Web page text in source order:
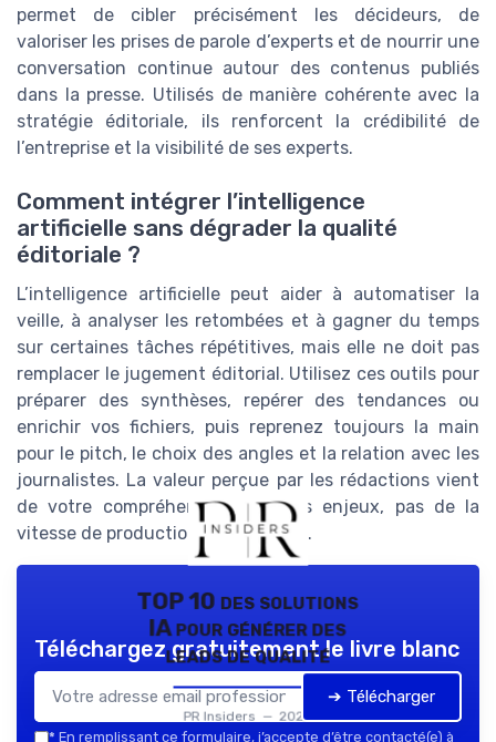
permet de cibler précisément les décideurs, de
valoriser les prises de parole d’experts et de nourrir une
conversation continue autour des contenus publiés
dans la presse. Utilisés de manière cohérente avec la
stratégie éditoriale, ils renforcent la crédibilité de
l’entreprise et la visibilité de ses experts.
Comment intégrer l’intelligence
artificielle sans dégrader la qualité
éditoriale ?
L’intelligence artificielle peut aider à automatiser la
veille, à analyser les retombées et à gagner du temps
sur certaines tâches répétitives, mais elle ne doit pas
remplacer le jugement éditorial. Utilisez ces outils pour
préparer des synthèses, repérer des tendances ou
enrichir vos fichiers, puis reprenez toujours la main
pour le pitch, le choix des angles et la relation avec les
journalistes. La valeur perçue par les rédactions vient
de votre compréhension fine des enjeux, pas de la
vitesse de production de contenus.
TOP 10 des solutions
IA pour générer des
leads de qualité
PR Insiders — 2026
Téléchargez gratuitement le livre blanc
➔ Télécharger
* En remplissant ce formulaire, j’accepte d’être contacté(e) à